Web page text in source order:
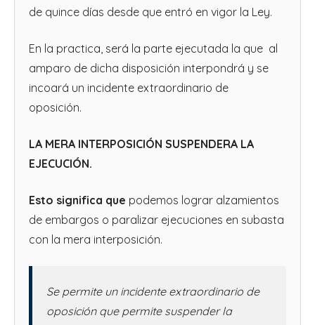
de quince días desde que entró en vigor la Ley.
En la practica, será la parte ejecutada la que al
amparo de dicha disposición interpondrá y se
incoará un incidente extraordinario de
oposición.
LA MERA INTERPOSICIÓN SUSPENDERA LA
EJECUCIÓN.
Esto significa que podemos lograr alzamientos
de embargos o paralizar ejecuciones en subasta
con la mera interposición.
Se permite un incidente extraordinario de
oposición que permite suspender la